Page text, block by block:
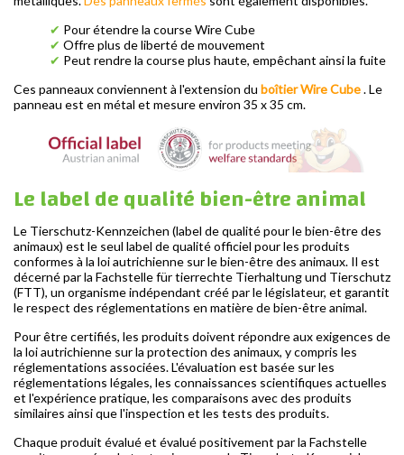
✔ Pour étendre la course Wire Cube
✔ Offre plus de liberté de mouvement
✔ Peut rendre la course plus haute, empêchant ainsi la fuite
Ces panneaux conviennent à l'extension du boîtier Wire Cube. Le
panneau est en métal et mesure environ 35 x 35 cm.
Le label de qualité bien-être animal
Le Tierschutz-Kennzeichen (label de qualité pour le bien-être des
animaux) est le seul label de qualité officiel pour les produits
conformes à la loi autrichienne sur le bien-être des animaux. Il est
décerné par la Fachstelle für tierrechte Tierhaltung und Tierschutz
(FTT), un organisme indépendant créé par le législateur, et garantit
le respect des réglementations en matière de bien-être animal.
Pour être certifiés, les produits doivent répondre aux exigences de
la loi autrichienne sur la protection des animaux, y compris les
réglementations associées. L'évaluation est basée sur les
réglementations légales, les connaissances scientifiques actuelles
et l'expérience pratique, les comparaisons avec des produits
similaires ainsi que l'inspection et les tests des produits.
Chaque produit évalué et évalué positivement par la Fachstelle